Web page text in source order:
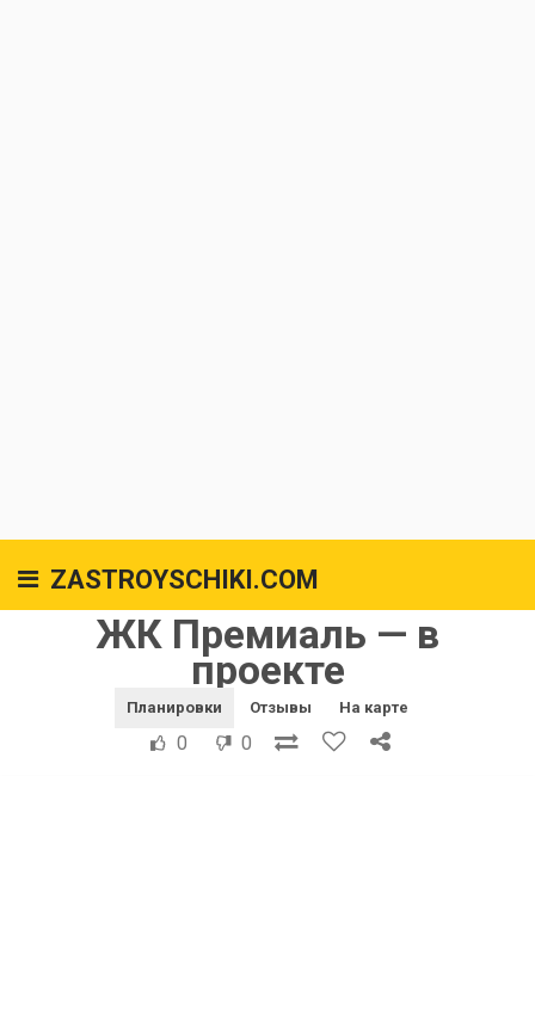
ZASTROYSCHIKI.COM
ЖК Премиаль — в
проекте
Планировки Отзывы На карте
0 0